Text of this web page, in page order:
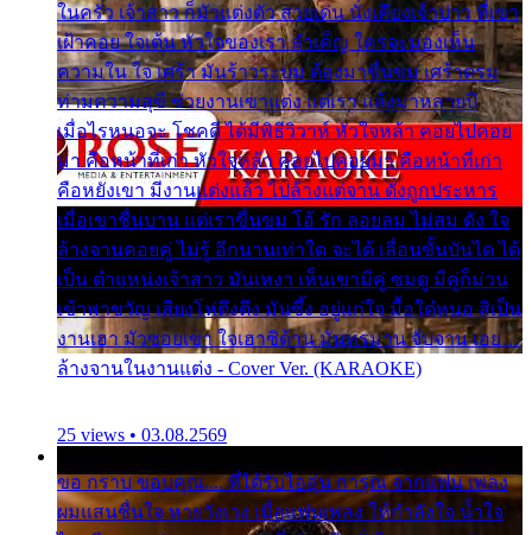
ในครัว เจ้าสาว ก็มัวแต่งตัว สวยเด่น นั่งเคียงเจ้าบ่าว ที่เขา
เฝ้าคอย ใจเต้น หัวใจของเรา ลำเค็ญ ใครจะมองเห็น
ความใน ใจ เศร้า มันร้าวระบม ต้องมาขื่นขม เศร้าตรม
ท่ามความสุขี ช่วยงานเขาแต่ง แต่เรา แล้งมาหลายปี
เมื่อไรหนอจะ โชคดี ได้มีพิธีวิวาห์ หัวใจหล้า คอยไปคอย
มา คือหน้าที่เก่า หัวใจหล้า คอยไปคอยมา คือหน้าที่เก่า
คือหยังเขา มีงานแต่งแล้ว ไปล้างแต่จาน ดั่งถูกประหาร
เมื่อเขาชื่นบาน แต่เราขื่นขม โอ้ รัก ลอยลม ไม่สม ดัง ใจ
ล้างจานคอยคู่ ไม่รู้ อีกนานเท่าใด จะได้ เลื่อนขั้นบันได ได้
เป็น ตำแหน่งเจ้าสาว มันเหงา เห็นเขามีคู่ ซมดู มีคู่ก็ม่วน
เข้าพาขวัญ เสียงโห่ตึงตึง มันซึ้ง อยู่แก่ใจ มื้อใด๋หนอ สิเป็น
งานเฮา มัวซอยเขา ใจเฮาซิด้าน มันทรมาน จับจาน เอย…
ล้างจานในงานแต่ง - Cover Ver. (KARAOKE)
25 views • 03.08.2569
ขอ กราบ ขอบคุณ.... ที่ได้รับไออุ่น การุณ จากแฟน เพลง
ผมแสนชื่นใจ หายวังเวง เมื่อแฟนเพลง ให้กำลังใจ น้ำใจ